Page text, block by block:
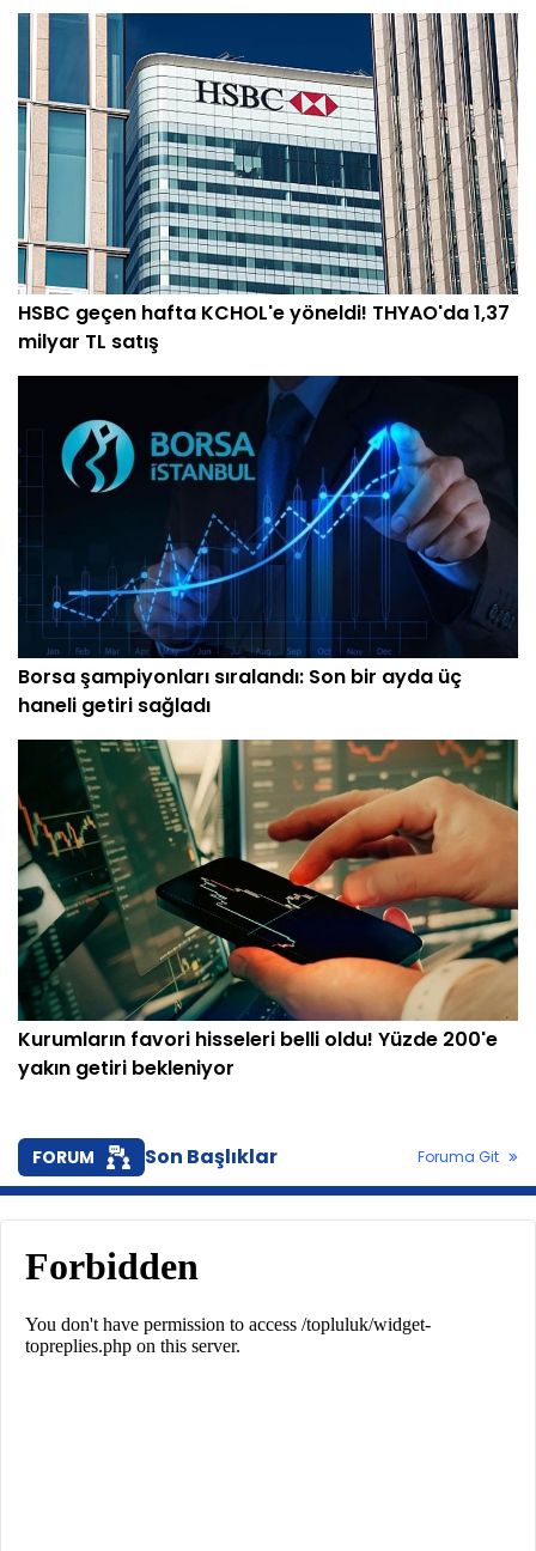
HSBC geçen hafta KCHOL'e yöneldi! THYAO'da 1,37
milyar TL satış
Borsa şampiyonları sıralandı: Son bir ayda üç
haneli getiri sağladı
Kurumların favori hisseleri belli oldu! Yüzde 200'e
yakın getiri bekleniyor
FORUM Son Başlıklar Foruma Git